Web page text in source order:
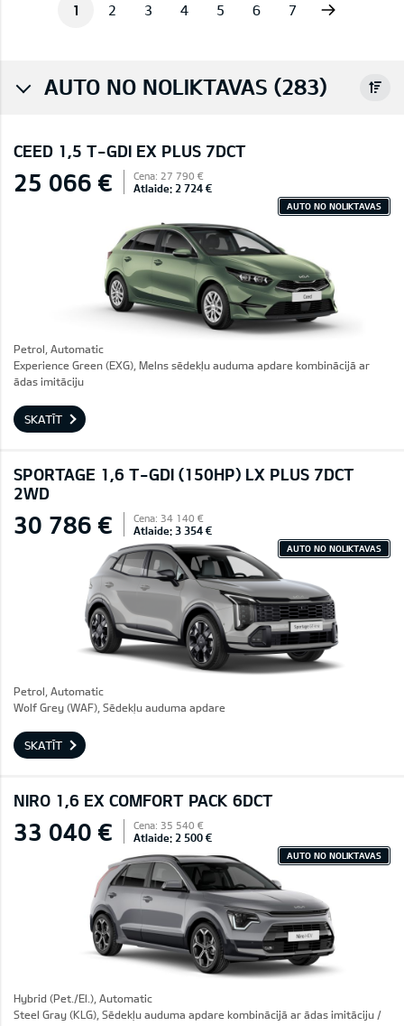
1 2 3 4 5 6 7
AUTO NO NOLIKTAVAS (283)
CEED 1,5 T-GDI EX PLUS 7DCT
25 066 € Cena: 27 790 €
Atlaide: 2 724 €
AUTO NO NOLIKTAVAS
Petrol, Automatic
Experience Green (EXG), Melns sēdekļu auduma apdare kombinācijā ar
ādas imitāciju
SKATĪT
SPORTAGE 1,6 T-GDI (150HP) LX PLUS 7DCT
2WD
30 786 € Cena: 34 140 €
Atlaide: 3 354 €
AUTO NO NOLIKTAVAS
Petrol, Automatic
Wolf Grey (WAF), Sēdekļu auduma apdare
SKATĪT
NIRO 1,6 EX COMFORT PACK 6DCT
33 040 € Cena: 35 540 €
Atlaide: 2 500 €
AUTO NO NOLIKTAVAS
Hybrid (Pet./El.), Automatic
Steel Gray (KLG), Sēdekļu auduma apdare kombinācijā ar ādas imitāciju /